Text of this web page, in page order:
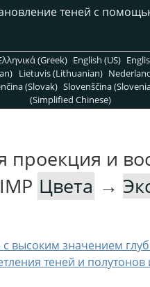
теней с
(Greek) English (US)
Lietuvis (Lithuanian)
(Slovak) Slovenščina
(Simplified Chinese)
и
Цвета →
высоким значением
теней и